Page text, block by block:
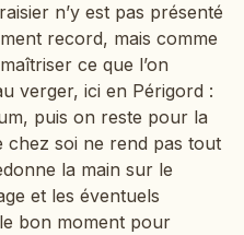
n’y est pas présenté
record, mais comme
ce que l’on
verger, ici en Périgord :
puis on reste pour la
chez soi ne rend pas tout
la main sur le
et les éventuels
bon moment pour